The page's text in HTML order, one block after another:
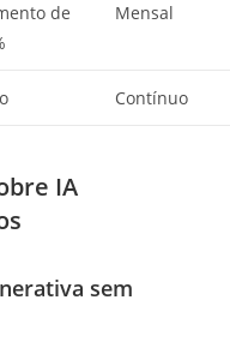
de
Mensal
Contínuo
IA
sem